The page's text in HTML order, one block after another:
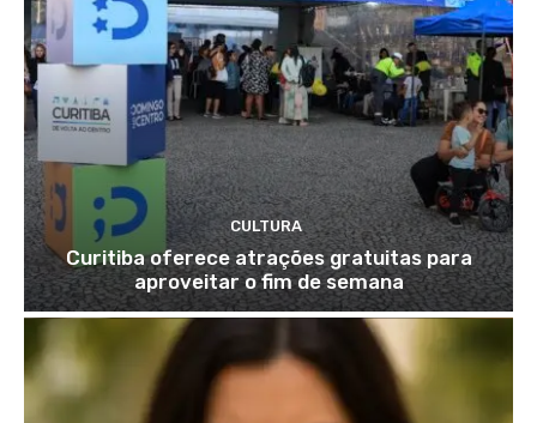
CULTURA
Curitiba oferece atrações gratuitas para
aproveitar o fim de semana